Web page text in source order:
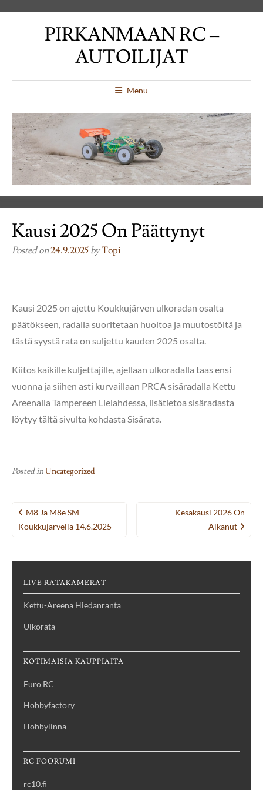
PIRKANMAAN RC –
AUTOILIJAT
Menu
Kausi 2025 On Päättynyt
Posted on24.9.2025 byTopi
Kausi 2025 on ajettu Koukkujärven ulkoradan osalta
päätökseen, radalla suoritetaan huoltoa ja muutostöitä ja
tästä syystä rata on suljettu kauden 2025 osalta.
Kiitos kaikille kuljettajille, ajellaan ulkoradalla taas ensi
vuonna ja siihen asti kurvaillaan PRCA sisäradalla Kettu
Areenalla Tampereen Lielahdessa, lisätietoa sisäradasta
löytyy tältä sivulta kohdasta Sisärata.
Posted inUncategorized
Post
navigation
M8 Ja M8e SM
Koukkujärvellä 14.6.2025
Kesäkausi 2026 On
Alkanut
LIVE RATAKAMERAT
Kettu-Areena Hiedanranta
Ulkorata
KOTIMAISIA KAUPPIAITA
Euro RC
Hobbyfactory
Hobbylinna
RC FOORUMI
rc10.fi